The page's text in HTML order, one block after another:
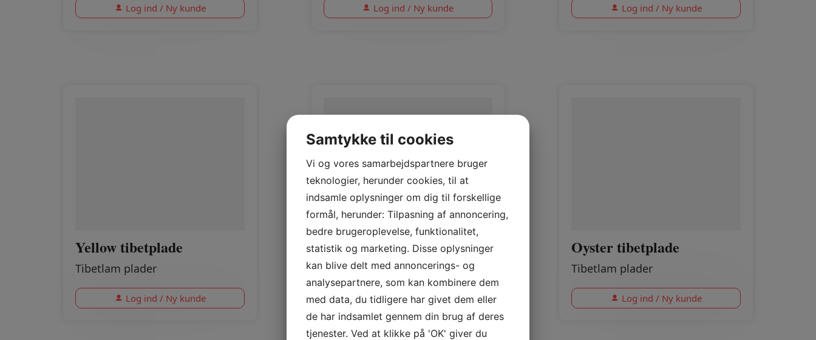
Log ind / Ny kunde Log ind / Ny kunde Log ind / Ny kunde
Yellow tibetplade
Tibetlam plader
Log ind / Ny kunde
BLACK Nappalan
SP Merino Curly Nappalan
Log ind / Ny kunde
Oyster tibetplade
Tibetlam plader
Log ind / Ny kunde
Samtykke til cookies
Vi og vores samarbejdspartnere bruger
teknologier, herunder cookies, til at
indsamle oplysninger om dig til forskellige
formål, herunder: Tilpasning af annoncering,
bedre brugeroplevelse, funktionalitet,
statistik og marketing. Disse oplysninger
kan blive delt med annoncerings- og
analysepartnere, som kan kombinere dem
med data, du tidligere har givet dem eller
de har indsamlet gennem din brug af deres
tjenester. Ved at klikke på 'OK' giver du